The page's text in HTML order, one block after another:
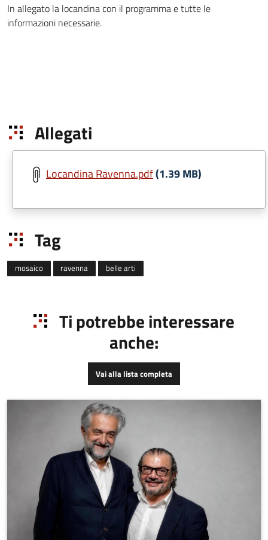
In allegato la locandina con il programma e tutte le
informazioni necessarie.
Allegati
Locandina Ravenna.pdf(1.39 MB)
Tag
mosaico ravenna belle arti
Ti potrebbe interessare
anche:
Vai alla lista completa